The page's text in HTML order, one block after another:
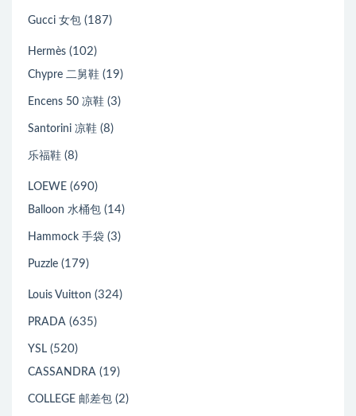
Gucci 女包 (187)
Hermès (102)
Chypre 二舅鞋 (19)
Encens 50 凉鞋 (3)
Santorini 凉鞋 (8)
乐福鞋 (8)
LOEWE (690)
Balloon 水桶包 (14)
Hammock 手袋 (3)
Puzzle (179)
Louis Vuitton (324)
PRADA (635)
YSL (520)
CASSANDRA (19)
COLLEGE 邮差包 (2)